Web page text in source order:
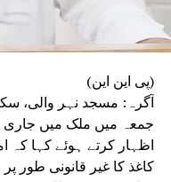
(پی این این)
آگرہ: مسجد نہر والی،
جمعہ میں ملک میں جاری
اظہار کرتے ہوئے کہا کہ
کاغذ کا غیر قانونی طور پر